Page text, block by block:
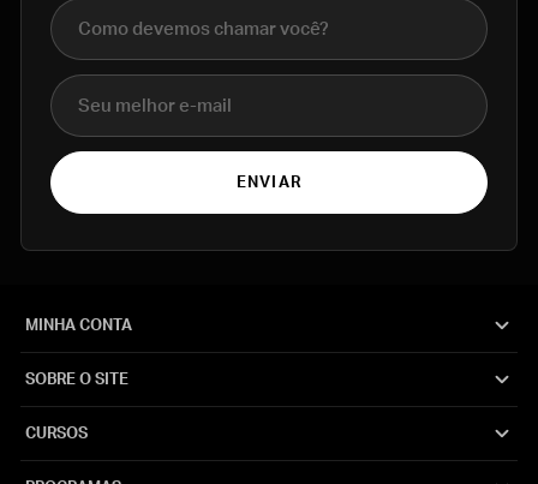
Nome completo
E-mail
ENVIAR
MINHA CONTA
SOBRE O SITE
CURSOS